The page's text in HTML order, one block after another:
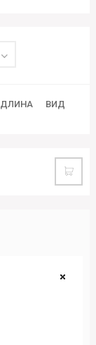
ДЛИНА
ВИД